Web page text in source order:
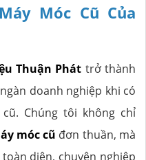
Móc Cũ Của
Thuận Phát trở thành
doanh nghiệp khi có
Chúng tôi không chỉ
móc cũ đơn thuần, mà
diện, chuyên nghiệp